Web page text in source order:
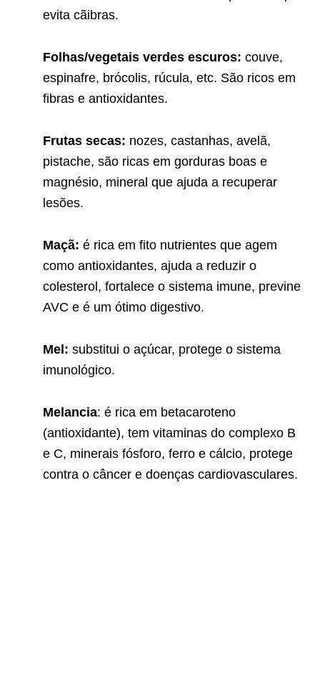
evita cãibras.
Folhas/vegetais verdes escuros: couve,
espinafre, brócolis, rúcula, etc. São ricos em
fibras e antioxidantes.
Frutas secas: nozes, castanhas, avelã,
pistache, são ricas em gorduras boas e
magnésio, mineral que ajuda a recuperar
lesões.
Maçã: é rica em fito nutrientes que agem
como antioxidantes, ajuda a reduzir o
colesterol, fortalece o sistema imune, previne
AVC e é um ótimo digestivo.
Mel: substitui o açúcar, protege o sistema
imunológico.
Melancia: é rica em betacaroteno
(antioxidante), tem vitaminas do complexo B
e C, minerais fósforo, ferro e cálcio, protege
contra o câncer e doenças cardiovasculares.